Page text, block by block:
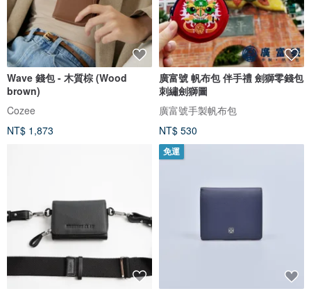
Wave 錢包 - 木質棕 (Wood
brown)
Cozee
NT$ 1,873
廣富號 帆布包 伴手禮 劍獅零錢包
刺繡劍獅圖
廣富號手製帆布包
NT$ 530
免運